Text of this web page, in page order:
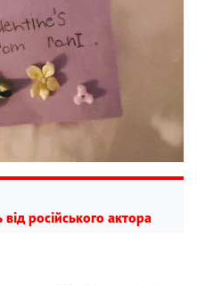
від російського актора